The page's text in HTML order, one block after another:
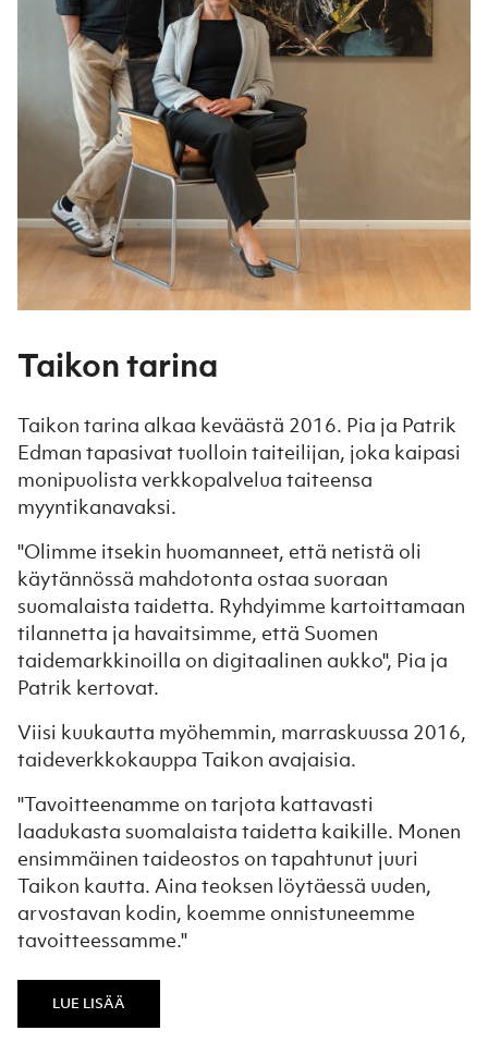
Taikon tarina
Taikon tarina alkaa keväästä 2016. Pia ja Patrik
Edman tapasivat tuolloin taiteilijan, joka kaipasi
monipuolista verkkopalvelua taiteensa
myyntikanavaksi.
"Olimme itsekin huomanneet, että netistä oli
käytännössä mahdotonta ostaa suoraan
suomalaista taidetta. Ryhdyimme kartoittamaan
tilannetta ja havaitsimme, että Suomen
taidemarkkinoilla on digitaalinen aukko", Pia ja
Patrik kertovat.
Viisi kuukautta myöhemmin, marraskuussa 2016,
taideverkkokauppa Taikon avajaisia.
"Tavoitteenamme on tarjota kattavasti
laadukasta suomalaista taidetta kaikille. Monen
ensimmäinen taideostos on tapahtunut juuri
Taikon kautta. Aina teoksen löytäessä uuden,
arvostavan kodin, koemme onnistuneemme
tavoitteessamme."
LUE LISÄÄ